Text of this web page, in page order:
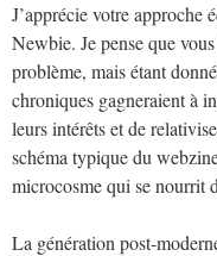
J’apprécie votre approche
Newbie. Je pense que
problème, mais étant
chroniques gagneraient à
leurs intérêts et de
schéma typique du
microcosme qui se nourrit
La génération post-